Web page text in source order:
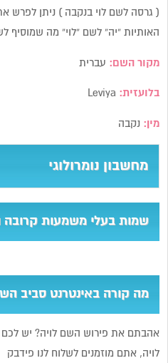
( גרסה לשם לוי בנקבה ) ניתן לפרש
האותיות “יה” לשם “לוי” מה
מקור השם: עברית
בלועזית:
מין: נקבה
מחשבון נומרולוגי
שמות בעלי משמעות קרובה
מה קורה באינטרנט סביב
אהבתם את פירוש השם לויה? יש
לויה, אתם מוזמנים לשלוח לנו פידבק